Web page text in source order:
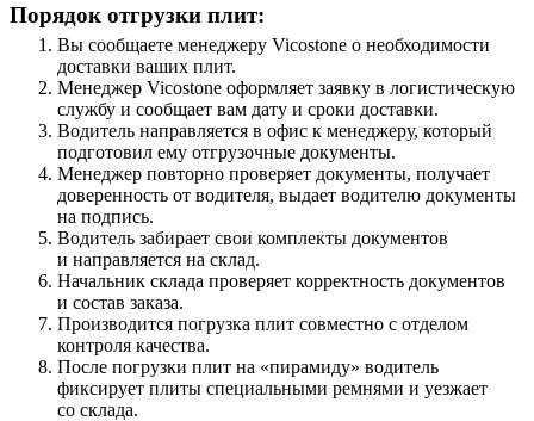
Порядок отгрузки плит:
Вы сообщаете менеджеру Vicostone о необходимости
доставки ваших плит.
Менеджер Vicostone оформляет заявку в логистическую
службу и сообщает вам дату и сроки доставки.
Водитель направляется в офис к менеджеру, который
подготовил ему отгрузочные документы.
Менеджер повторно проверяет документы, получает
доверенность от водителя, выдает водителю документы
на подпись.
Водитель забирает свои комплекты документов
и направляется на склад.
Начальник склада проверяет корректность документов
и состав заказа.
Производится погрузка плит совместно с отделом
контроля качества.
После погрузки плит на «пирамиду» водитель
фиксирует плиты специальными ремнями и уезжает
со склада.